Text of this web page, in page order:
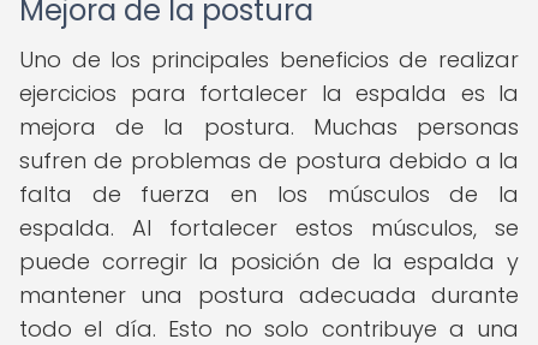
Mejora de la postura
Uno de los principales beneficios de realizar
ejercicios para fortalecer la espalda es la
mejora de la postura. Muchas personas
sufren de problemas de postura debido a la
falta de fuerza en los músculos de la
espalda. Al fortalecer estos músculos, se
puede corregir la posición de la espalda y
mantener una postura adecuada durante
todo el día. Esto no solo contribuye a una